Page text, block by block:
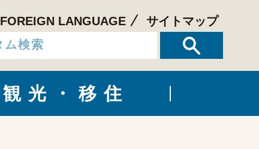
FOREIGN LANGUAGE サイトマップ
観光・移住